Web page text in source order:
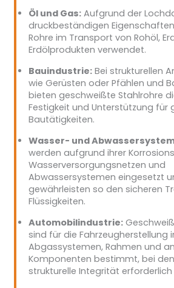
Öl und Gas:Aufgrund der
druckbeständigen
Rohre im Transport von Rohöl,
Erdölprodukten verwendet.
Bauindustrie:Bei strukturellen
wie Gerüsten oder Pfählen und
bieten geschweißte Stahlrohre
Festigkeit und Unterstützung für
Bautätigkeiten.
Wasser- und
werden aufgrund ihrer
Wasserversorgungsnetzen und
Abwassersystemen eingesetzt
gewährleisten so den sicheren
Flüssigkeiten.
Automobilindustrie:
sind für die Fahrzeugherstellung
Abgassystemen, Rahmen und
Komponenten bestimmt, bei
strukturelle Integrität erforderlich